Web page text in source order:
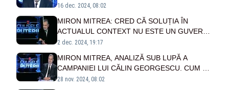
ÎNCREDEREA ȘI DEMINITATEA OAMENILOR”
16 dec. 2024, 08:02
MIRON MITREA: CRED CĂ SOLUȚIA ÎN
ACTUALUL CONTEXT NU ESTE UN GUVERN
DE UNIUNEA NAȘIONALĂ, CI UN GUVERN AL
2 dec. 2024, 19:17
MIRON MITREA, ANALIZĂ SUB LUPĂ A
CAMPANIEI LUI CĂLIN GEORGESCU. CUM AU
ȚINTIT ALGORITMII OAMENII POTRIVIȚI CA
28 nov. 2024, 08:02